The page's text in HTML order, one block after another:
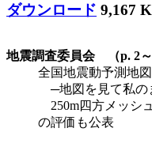
ダウンロード 9,167
地震調査委員会 （p. 2～
全国地震動予測地図
─地図を見て私の
250m四方メッシ
の評価も公表